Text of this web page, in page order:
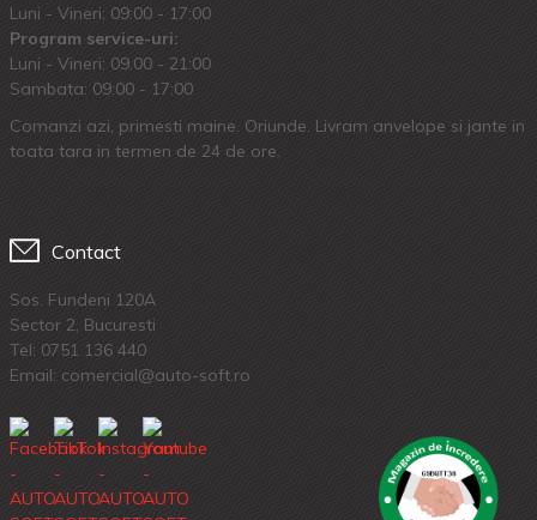
Luni - Vineri: 09:00 - 17:00
Program service-uri:
Luni - Vineri: 09.00 - 21:00
Sambata: 09:00 - 17:00
Comanzi azi, primesti maine. Oriunde. Livram anvelope si jante in
toata tara in termen de 24 de ore.
Contact
Sos. Fundeni 120A
Sector 2, Bucuresti
Tel: 0751 136 440
Email: comercial@auto-soft.ro